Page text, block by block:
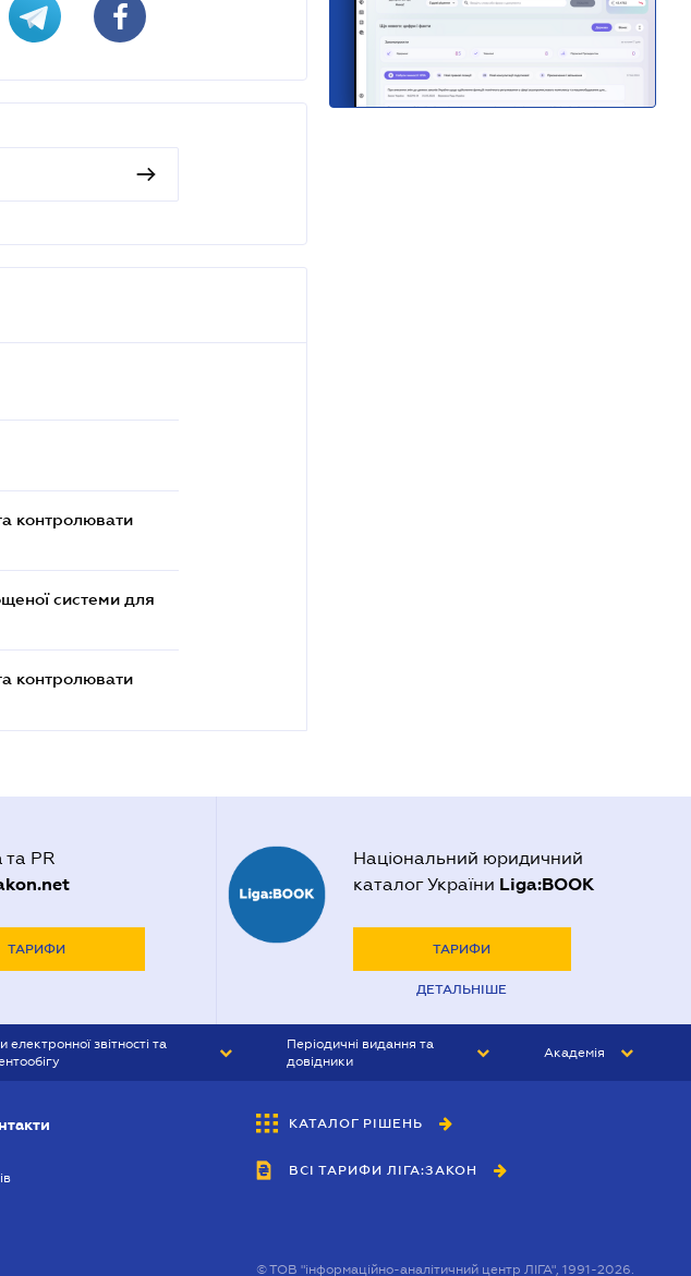
контролювати
системи для
контролювати
та PR
ТАРИФИ
Національний юридичний
каталог України Liga:BOOK
ТАРИФИ
ДЕТАЛЬНІШЕ
електронної звітності та
Періодичні видання та
довідники
БУХГАЛТЕР&ЗАКОН
ВІСНИК МСФЗ
Академія
КАТАЛОГ РІШЕНЬ
ВСІ ТАРИФИ ЛІГА:ЗАКОН
©ТОВ "інформаційно-аналітичний центр ЛІГА", 1991-2026.